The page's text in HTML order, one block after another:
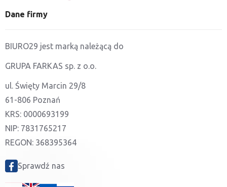
Dane firmy
BIURO29 jest marką należącą do
GRUPA FARKAS sp. z o.o.
ul. Święty Marcin 29/8
61-806 Poznań
KRS: 0000693199
NIP: 7831765217
REGON: 368395364
Sprawdź nas